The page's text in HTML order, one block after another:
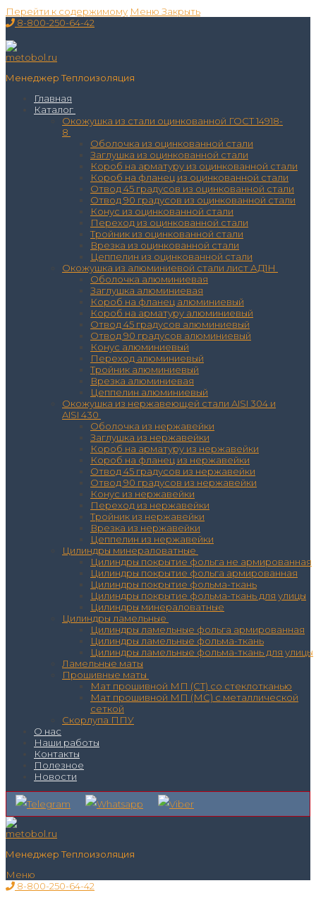
Перейти к содержимому Меню Закрыть
8-800-250-64-42
Менеджер Теплоизоляция
Главная
Каталог
Окожушка из стали оцинкованной ГОСТ 14918-
8
Оболочка из оцинкованной стали
Заглушка из оцинкованной стали
Короб на арматуру из оцинкованной стали
Короб на фланец из оцинкованной стали
Отвод 45 градусов из оцинкованной стали
Отвод 90 градусов из оцинкованной стали
Конус из оцинкованной стали
Переход из оцинкованной стали
Тройник из оцинкованной стали
Врезка из оцинкованной стали
Цеппелин из оцинкованной стали
Окожушка из алюминиевой стали лист АД1Н
Оболочка алюминиевая
Заглушка алюминиевая
Короб на фланец алюминиевый
Короб на арматуру алюминиевый
Отвод 45 градусов алюминиевый
Отвод 90 градусов алюминиевый
Конус алюминиевый
Переход алюминиевый
Тройник алюминиевый
Врезка алюминиевая
Цеппелин алюминиевый
Окожушка из нержавеющей стали AISI 304 и
AISI 430
Оболочка из нержавейки
Заглушка из нержавейки
Короб на арматуру из нержавейки
Короб на фланец из нержавейки
Отвод 45 градусов из нержавейки
Отвод 90 градусов из нержавейки
Конус из нержавейки
Переход из нержавейки
Тройник из нержавейки
Врезка из нержавейки
Цеппелин из нержавейки
Цилиндры минераловатные
Цилиндры покрытие фольга не армированная
Цилиндры покрытие фольга армированная
Цилиндры покрытие фольма-ткань
Цилиндры покрытие фольма-ткань для улицы
Цилиндры минераловатные
Цилиндры ламельные
Цилиндры ламельные фольга армированная
Цилиндры ламельные фольма-ткань
Цилиндры ламельные фольма-ткань для улицы
Ламельные маты
Прошивные маты
Мат прошивной МП (СТ) со стеклотканью
Мат прошивной МП (МС) с металлической
сеткой
Скорлупа ППУ
О нас
Наши работы
Контакты
Полезное
Новости
Менеджер Теплоизоляция
Меню
8-800-250-64-42